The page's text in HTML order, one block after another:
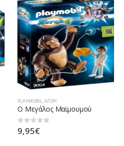
PLAYMOBIL,ΑΓΌΡΙ
Ο Μεγάλος Μαϊμουμού
0out of 5
9,95€